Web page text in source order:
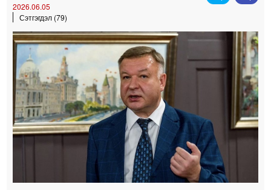
2026.06.05
Сэтгэгдэл (79)